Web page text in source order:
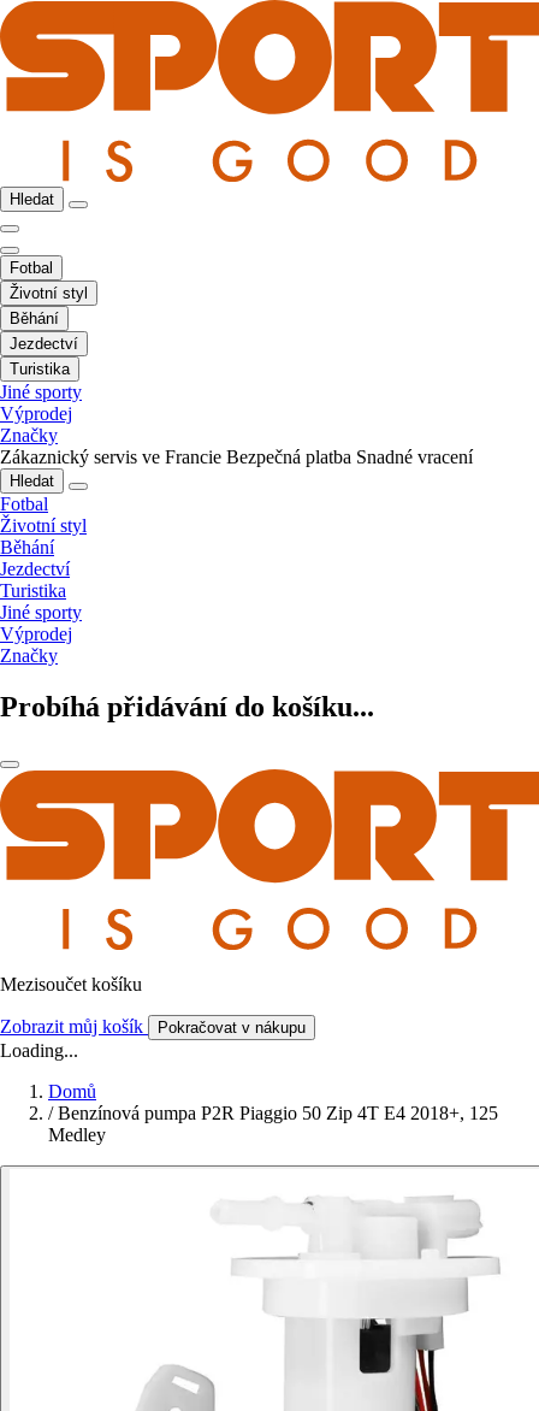
Hledat
Fotbal
Životní styl
Běhání
Jezdectví
Turistika
Jiné sporty
Výprodej
Značky
Zákaznický servis ve Francie Bezpečná platba Snadné vracení
Hledat
Fotbal
Životní styl
Běhání
Jezdectví
Turistika
Jiné sporty
Výprodej
Značky
Probíhá přidávání do košíku...
Mezisoučet košíku
Zobrazit můj košík Pokračovat v nákupu
Loading...
Domů
/ Benzínová pumpa P2R Piaggio 50 Zip 4T E4 2018+, 125
Medley